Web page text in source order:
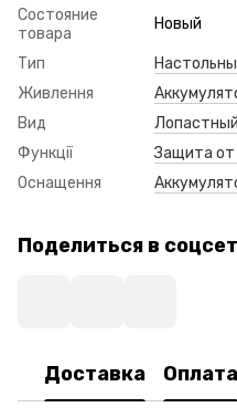
Состояние
товара
Новый
Тип
Живлення
Вид
Лопастный
Функції
Защита от
Оснащення
Поделиться в
Доставка Оплата